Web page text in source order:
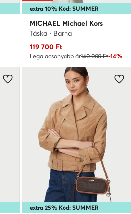
extra 10% Kód: SUMMER
MICHAEL Michael Kors
Táska · Barna
Aktuális ár
119 700 Ft
Legalacsonyabb ár140 000 Ft-14%
extra 25% Kód: SUMMER